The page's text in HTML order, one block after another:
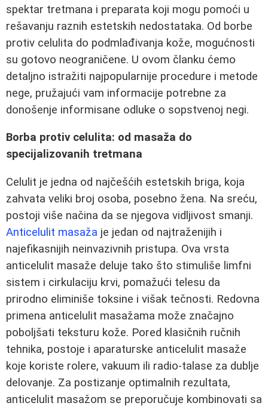
spektar tretmana i preparata koji mogu pomoći u
rešavanju raznih estetskih nedostataka. Od borbe
protiv celulita do podmlađivanja kože, mogućnosti
su gotovo neograničene. U ovom članku ćemo
detaljno istražiti najpopularnije procedure i metode
nege, pružajući vam informacije potrebne za
donošenje informisane odluke o sopstvenoj negi.
Borba protiv celulita: od masaža do
specijalizovanih tretmana
Celulit je jedna od najčešćih estetskih briga, koja
zahvata veliki broj osoba, posebno žena. Na sreću,
postoji više načina da se njegova vidljivost smanji.
Anticelulit masaža je jedan od najtraženijih i
najefikasnijih neinvazivnih pristupa. Ova vrsta
anticelulit masaže deluje tako što stimuliše limfni
sistem i cirkulaciju krvi, pomažući telesu da
prirodno eliminiše toksine i višak tečnosti. Redovna
primena anticelulit masažama može značajno
poboljšati teksturu kože. Pored klasičnih ručnih
tehnika, postoje i aparaturske anticelulit masaže
koje koriste rolere, vakuum ili radio-talase za dublje
delovanje. Za postizanje optimalnih rezultata,
anticelulit masažom se preporučuje kombinovati sa